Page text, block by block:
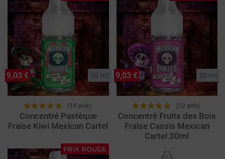
30 ml
(19 avis)
Concentré Pastèque
Fraise Kiwi Mexican Cartel
9,03 € 30 ml
(12 avis)
Concentré Fruits des Bois
Fraise Cassis Mexican
Cartel 30ml
9,03 €
PRIX ROUGE